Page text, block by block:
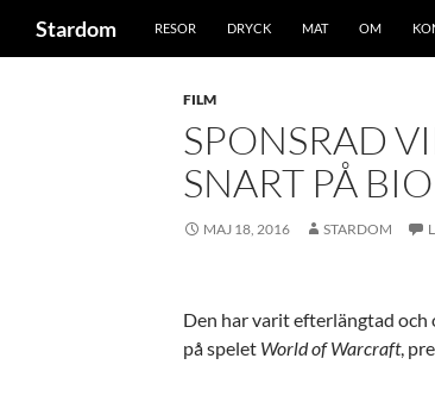
Stardom RESOR DRYCK MAT OM
FILM
SPONSRAD
SNART PÅ
MAJ 18, 2016 STARDOM
Den har varit efterlängtad
på spelet World of Warcraft,